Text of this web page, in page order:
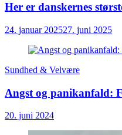
Her er danskernes
24. januar 202527. juni 2025
Sundhed & Velvære
Angst og panikanfald:
20. juni 2024